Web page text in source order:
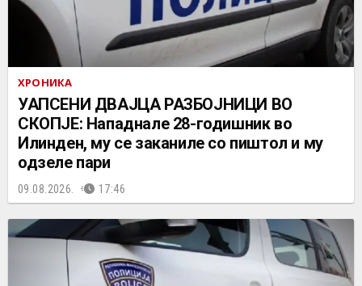
ХРОНИКА
УАПСЕНИ ДВАЈЦА РАЗБОЈНИЦИ ВО
СКОПЈЕ: Нападнале 28-годишник во
Илинден, му се заканиле со пиштол и му
одзеле пари
09.08.2026. 17:46